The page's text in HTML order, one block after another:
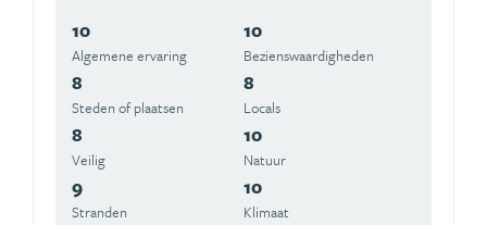
10
Algemene ervaring
10
Beziens­waardigheden
8
Steden of plaatsen
8
Locals
8
Veilig
10
Natuur
9
Stranden
10
Klimaat